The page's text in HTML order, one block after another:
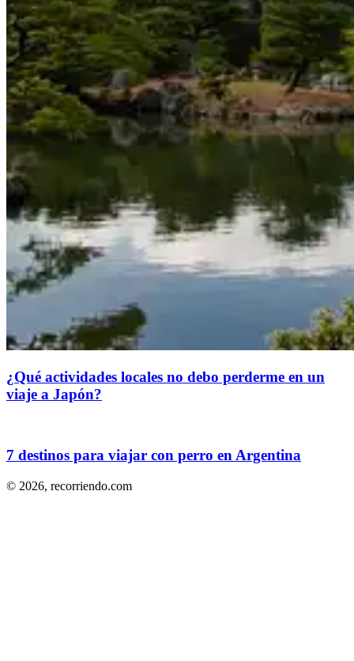
¿Qué actividades locales no debo perderme en un
viaje a Japón?
7 destinos para viajar con perro en Argentina
© 2026, recorriendo.com